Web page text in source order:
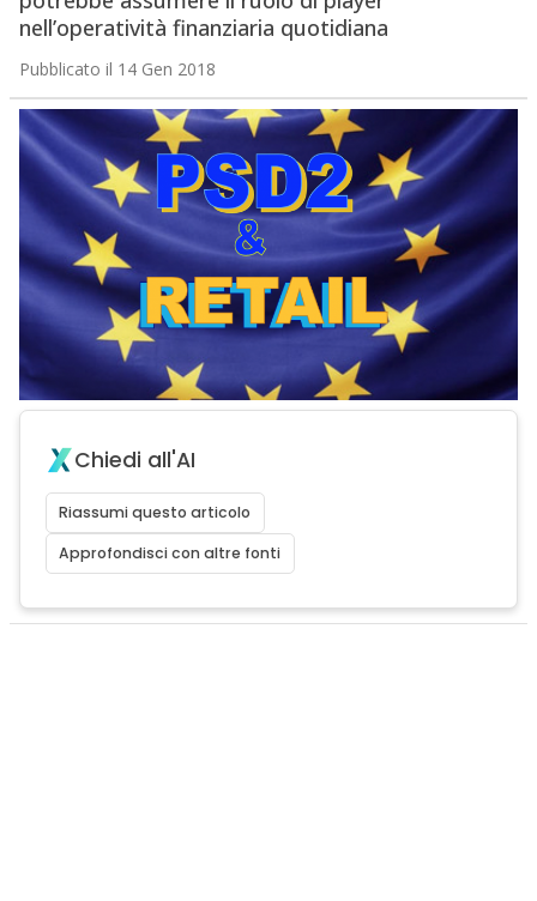
nell’operatività finanziaria quotidiana
Pubblicato il 14 Gen 2018
Chiedi all'AI
Riassumi questo articolo
Approfondisci con altre fonti